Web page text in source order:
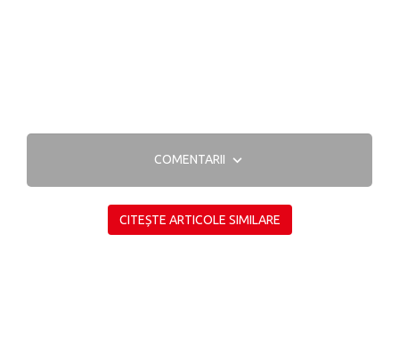
COMENTARII
CITEȘTE ARTICOLE SIMILARE